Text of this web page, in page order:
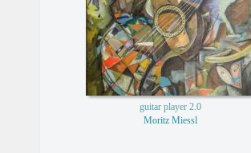
guitar player 2.0
Moritz Miessl